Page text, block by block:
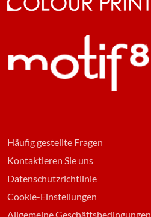
Häufig gestellte Fragen
Kontaktieren Sie uns
Datenschutzrichtlinie
Cookie-Einstellungen
Allgemeine Geschäftsbedingungen